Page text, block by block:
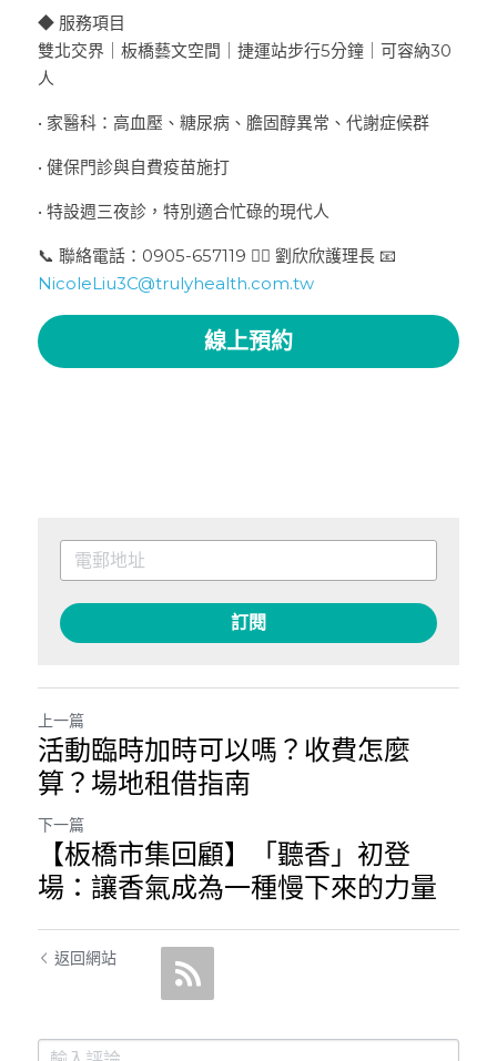
◆ 服務項目
雙北交界｜板橋藝文空間｜捷運站步行5分鐘｜可容納30
人
• 家醫科：高血壓、糖尿病、膽固醇異常、代謝症候群
• 健保門診與自費疫苗施打
• 特設週三夜診，特別適合忙碌的現代人
NicoleLiu3C@trulyhealth.com.tw
線上預約
訂閱
上一篇
活動臨時加時可以嗎？收費怎麼
算？場地租借指南
下一篇
【板橋市集回顧】「聽香」初登
場：讓香氣成為一種慢下來的力量
返回網站